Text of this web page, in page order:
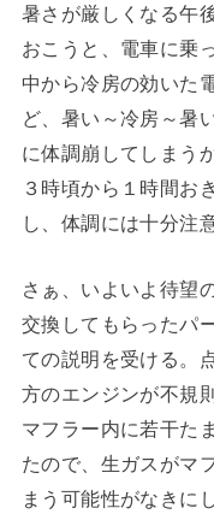
暑さが厳しくなる午
おこうと、電車に乗
中から冷房の効いた
ど、暑い～冷房～暑
に体調崩してしまう
３時頃から１時間お
し、体調には十分注
さぁ、いよいよ待望
交換してもらったパ
ての説明を受ける。
方のエンジンが不規
マフラー内に若干た
たので、生ガスがマ
まう可能性がなきに